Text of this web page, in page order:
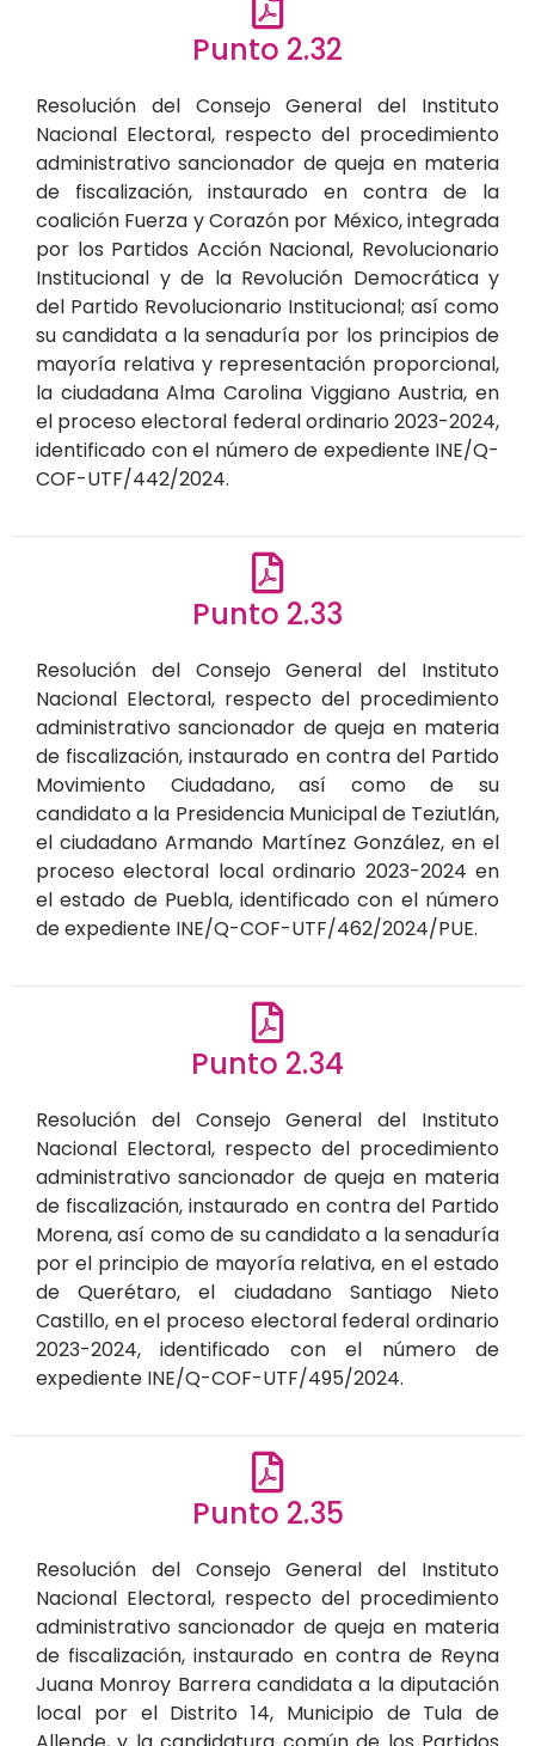
Punto 2.32
Resolución del Consejo General del Instituto
Nacional Electoral, respecto del procedimiento
administrativo sancionador de queja en materia
de fiscalización, instaurado en contra de la
coalición Fuerza y Corazón por México, integrada
por los Partidos Acción Nacional, Revolucionario
Institucional y de la Revolución Democrática y
del Partido Revolucionario Institucional; así como
su candidata a la senaduría por los principios de
mayoría relativa y representación proporcional,
la ciudadana Alma Carolina Viggiano Austria, en
el proceso electoral federal ordinario 2023-2024,
identificado con el número de expediente INE/Q-
COF-UTF/442/2024.
Punto 2.33
Resolución del Consejo General del Instituto
Nacional Electoral, respecto del procedimiento
administrativo sancionador de queja en materia
de fiscalización, instaurado en contra del Partido
Movimiento Ciudadano, así como de su
candidato a la Presidencia Municipal de Teziutlán,
el ciudadano Armando Martínez González, en el
proceso electoral local ordinario 2023-2024 en
el estado de Puebla, identificado con el número
de expediente INE/Q-COF-UTF/462/2024/PUE.
Punto 2.34
Resolución del Consejo General del Instituto
Nacional Electoral, respecto del procedimiento
administrativo sancionador de queja en materia
de fiscalización, instaurado en contra del Partido
Morena, así como de su candidato a la senaduría
por el principio de mayoría relativa, en el estado
de Querétaro, el ciudadano Santiago Nieto
Castillo, en el proceso electoral federal ordinario
2023-2024, identificado con el número de
expediente INE/Q-COF-UTF/495/2024.
Punto 2.35
Resolución del Consejo General del Instituto
Nacional Electoral, respecto del procedimiento
administrativo sancionador de queja en materia
de fiscalización, instaurado en contra de Reyna
Juana Monroy Barrera candidata a la diputación
local por el Distrito 14, Municipio de Tula de